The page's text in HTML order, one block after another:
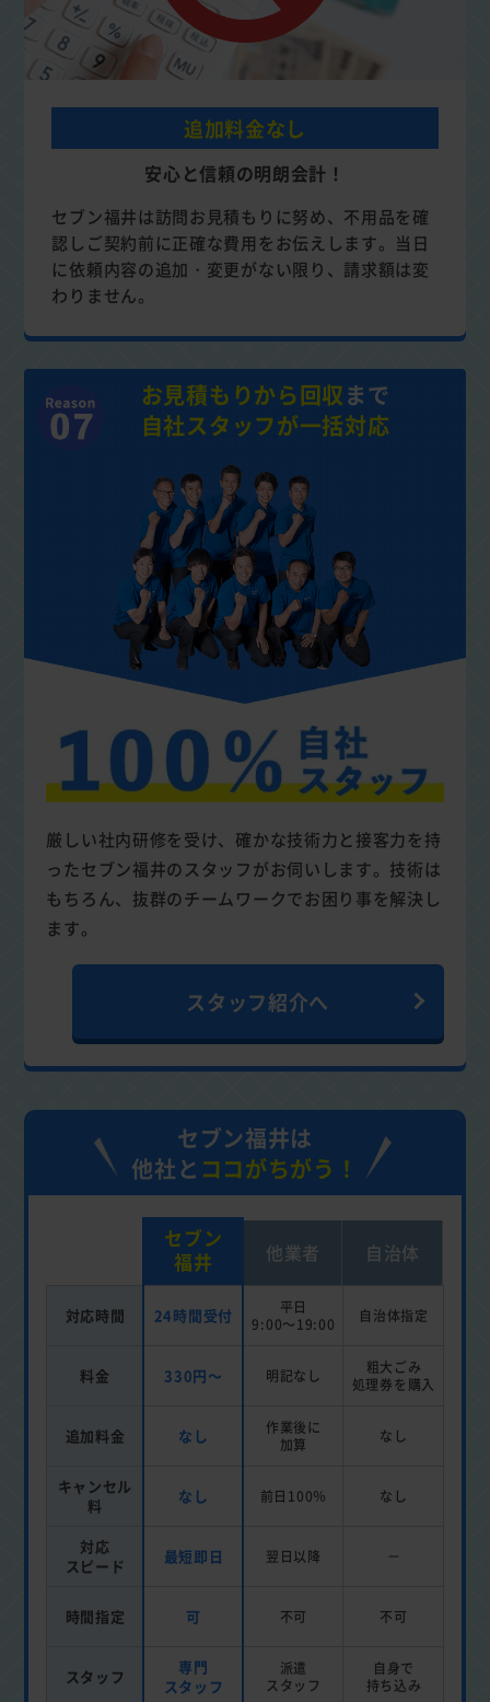
追加料金なし
安心と信頼の明朗会計！
セブン福井は訪問お見積もりに努め、不用品を確
認しご契約前に正確な費用をお伝えします。当日
に依頼内容の追加・変更がない限り、請求額は変
わりません。
お見積もりから回収まで
自社スタッフが一括対応
厳しい社内研修を受け、確かな技術力と接客力を持
ったセブン福井のスタッフがお伺いします。技術は
もちろん、抜群のチームワークでお困り事を解決し
ます。
スタッフ紹介へ
セブン福井は
他社と ココがちがう！
セブン
福井
他業者 自治体
対応時間 24時間受付
平日
9:00～19:00
自治体指定
料金 330円～ 明記なし
粗大ごみ
処理券を 購入
追加料金 なし
作業後に
加算
なし
キャンセル
料
なし 前日100％ なし
対応
スピード
最短即日 翌日以降 －
時間指定 可 不可 不可
スタッフ
専門
スタッフ
派遣
スタッフ
自身で
持ち込み